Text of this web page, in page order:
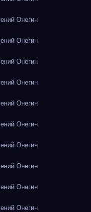
Онегин
Онегин
Онегин
Онегин
Онегин
Онегин
Онегин
Онегин
Онегин
Онегин